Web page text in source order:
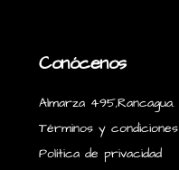
Conócenos
Almarza 495,Rancagua.
Términos y condiciones
Política de privacidad